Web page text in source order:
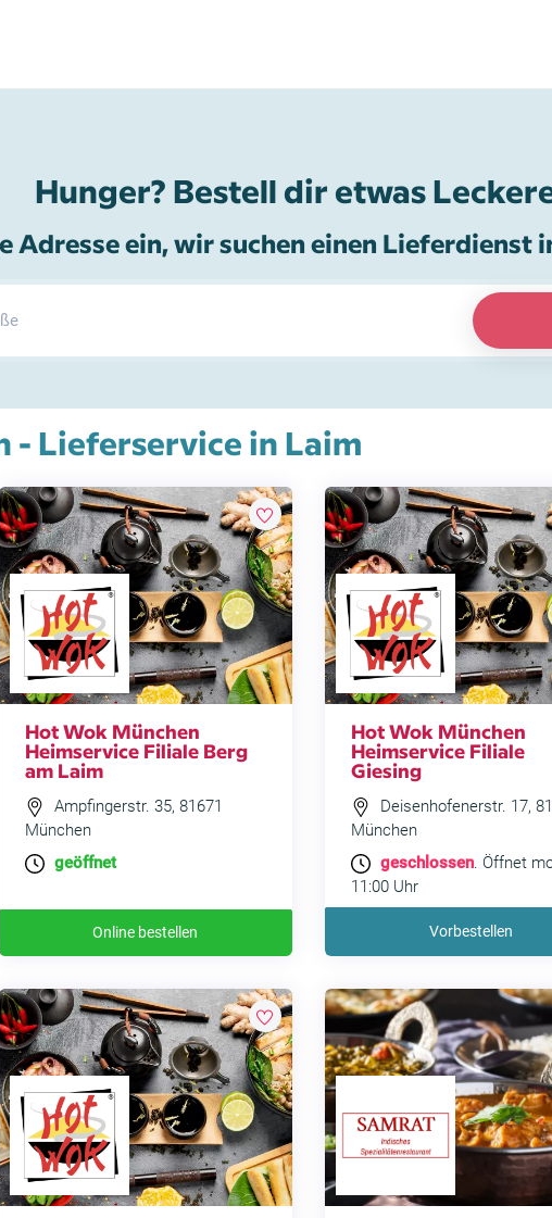
Hunger? Bestell dir etwas
Adresse ein, wir suchen einen Lieferdienst
- Lieferservice in Laim
Hot Wok München
Heimservice Filiale Berg
am Laim
Ampfingerstr. 35, 81671
München
geöffnet
Online bestellen
Hot Wok München
Heimservice Filiale
Giesing
Deisenhofenerstr. 17,
München
geschlossen. Öffnet
11:00 Uhr
Vorbestellen